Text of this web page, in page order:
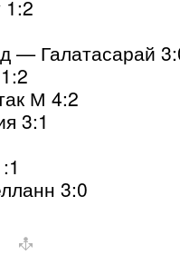
— Галатасарай
М 4:2
3:1
3:0